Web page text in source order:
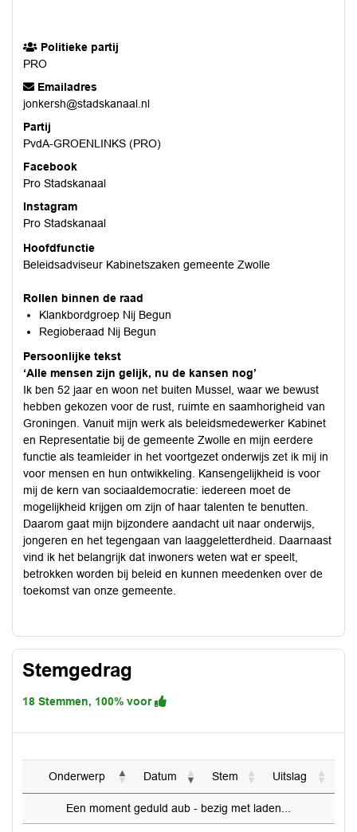
Politieke partij
PRO
Emailadres
jonkersh@stadskanaal.nl
Partij
PvdA-GROENLINKS (PRO)
Facebook
Pro Stadskanaal
Instagram
Pro Stadskanaal
Hoofdfunctie
Beleidsadviseur Kabinetszaken gemeente Zwolle
Rollen binnen de raad
Klankbordgroep Nij Begun
Regioberaad Nij Begun
Persoonlijke tekst
‘Alle mensen zijn gelijk, nu de kansen nog’
Ik ben 52 jaar en woon net buiten Mussel, waar we bewust
hebben gekozen voor de rust, ruimte en saamhorigheid van
Groningen. Vanuit mijn werk als beleidsmedewerker Kabinet
en Representatie bij de gemeente Zwolle en mijn eerdere
functie als teamleider in het voortgezet onderwijs zet ik mij in
voor mensen en hun ontwikkeling. Kansengelijkheid is voor
mij de kern van sociaaldemocratie: iedereen moet de
mogelijkheid krijgen om zijn of haar talenten te benutten.
Daarom gaat mijn bijzondere aandacht uit naar onderwijs,
jongeren en het tegengaan van laaggeletterdheid. Daarnaast
vind ik het belangrijk dat inwoners weten wat er speelt,
betrokken worden bij beleid en kunnen meedenken over de
toekomst van onze gemeente.
Stemgedrag
18 Stemmen, 100% voor
Onderwerp Datum Stem Uitslag
Een moment geduld aub - bezig met laden...